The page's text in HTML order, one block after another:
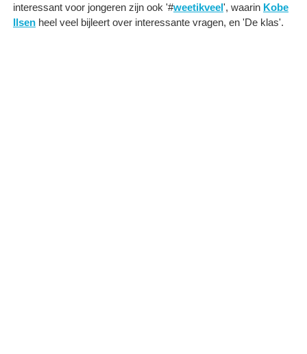
interessant voor jongeren zijn ook '#weetikveel', waarin Kobe
Ilsen heel veel bijleert over interessante vragen, en 'De klas'.